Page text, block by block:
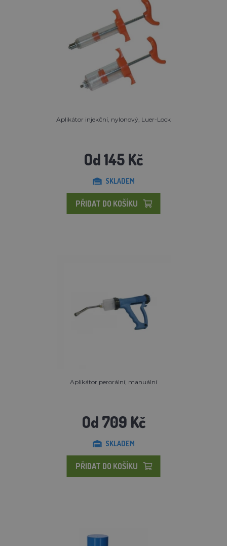
Aplikátor injekční, nylonový, Luer-Lock
Od 145 Kč
SKLADEM
PŘIDAT DO KOŠÍKU
Aplikátor perorální, manuální
Od 709 Kč
SKLADEM
PŘIDAT DO KOŠÍKU